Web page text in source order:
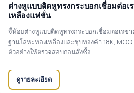
ต่างหูแบบติดหูทรงกระบอกเชื่อมต่อ
เหลืองแฟชั่น
จี้ห้อยต่างหูแบบติดหูทรงกระบอกเชื่อมต่อเร
ฐานโลหะทองเหลืองและชุบทองคำ 18K;
ตัวอย่างให้ตรวจสอบก่อนสั่งซื้อ
ดูรายละเอียด